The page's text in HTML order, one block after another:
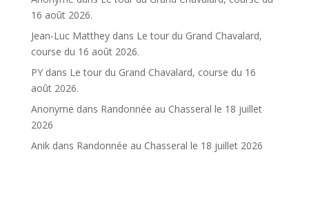
16 août 2026.
Jean-Luc Mattheydans Le tour du Grand Chavalard,
course du 16 août 2026.
PYdans Le tour du Grand Chavalard, course du 16
août 2026.
Anonyme dans Randonnée au Chasseral le 18 juillet
2026
Anikdans Randonnée au Chasseral le 18 juillet 2026